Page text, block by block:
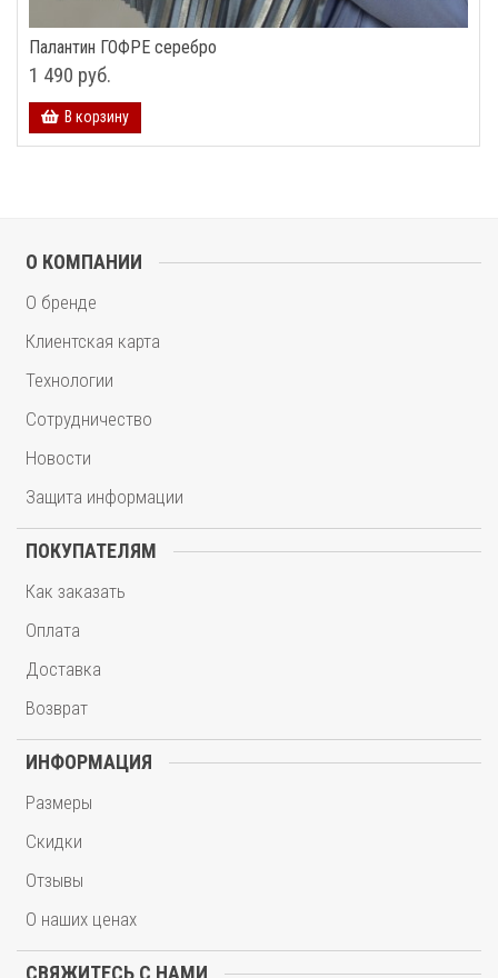
Палантин ГОФРЕ серебро
1 490 руб.
В корзину
О КОМПАНИИ
О бренде
Клиентская карта
Технологии
Сотрудничество
Новости
Защита информации
ПОКУПАТЕЛЯМ
Как заказать
Оплата
Доставка
Возврат
ИНФОРМАЦИЯ
Размеры
Скидки
Отзывы
О наших ценах
СВЯЖИТЕСЬ С НАМИ